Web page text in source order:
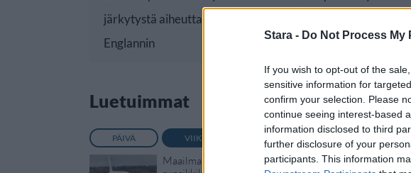
Stara - Do Not Process
If you wish to opt-out of the
sensitive information for
confirm your selection. Please
continue seeing interest-based
information disclosed to third
further disclosure of your
participants. This information
järkytystä aiheuttaneen kiristyssuunnitelman vuoksi.
Englannin
Luetuimmat
PÄIVÄ VIIKKO KUUKAUSI
Maailman eniten matkustaneet valitsivat